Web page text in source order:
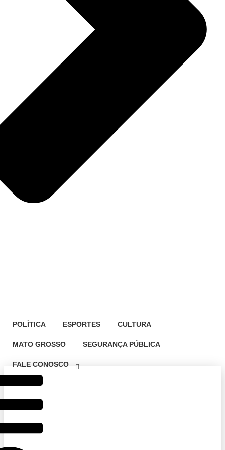
POLÍTICA ESPORTES CULTURA
MATO GROSSO SEGURANÇA PÚBLICA
FALE CONOSCO